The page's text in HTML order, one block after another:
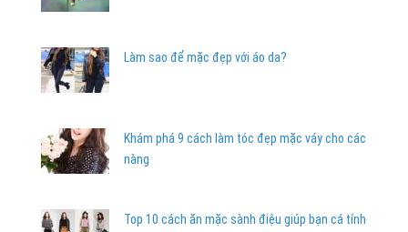
Làm sao để mặc đẹp với áo da?
Khám phá 9 cách làm tóc đẹp mặc váy cho các
nàng
Top 10 cách ăn mặc sành điệu giúp bạn cá tính